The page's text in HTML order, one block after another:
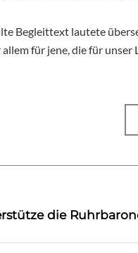
Begleittext lautete
für jene, die für unser
die